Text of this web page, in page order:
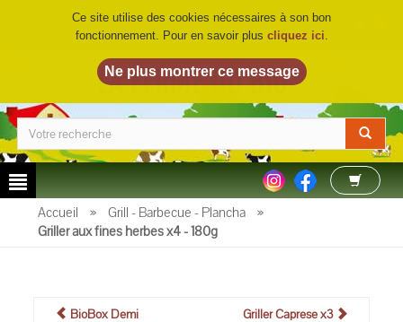
LA FERME DU BIO©
Accueil » Grill - Barbecue - Plancha
»
Griller aux fines herbes x4 - 180g
BioBox Demi
Griller Caprese x3
Ce site utilise des cookies nécessaires à son bon
fonctionnement. Pour en savoir plus cliquez ici.